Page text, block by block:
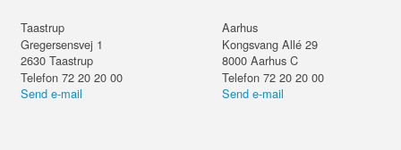
Taastrup
Gregersensvej 1
2630 Taastrup
Telefon 72 20 20 00
Send e-mail
Aarhus
Kongsvang Allé 29
8000 Aarhus C
Telefon 72 20 20 00
Send e-mail